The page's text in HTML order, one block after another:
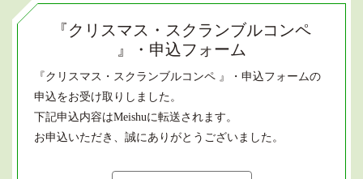
『クリスマス・スクランブルコンペ
』・申込フォーム
『クリスマス・スクランブルコンペ 』・申込フォームの
申込をお受け取りしました。
下記申込内容はMeishuに転送されます。
お申込いただき、誠にありがとうございました。